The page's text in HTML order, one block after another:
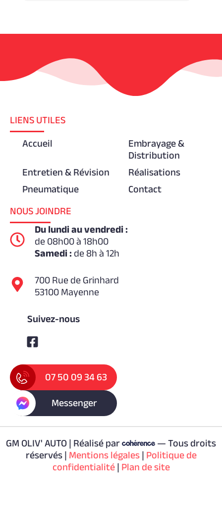
LIENS UTILES
Accueil
Embrayage &
Distribution
Entretien & Révision
Réalisations
Pneumatique
Contact
NOUS JOINDRE
Du lundi au vendredi :
de 08h00 à 18h00
Samedi : de 8h à 12h
700 Rue de Grinhard
53100 Mayenne
Suivez-nous
07 50 09 34 63
Messenger
GM OLIV' AUTO | Réalisé par
— Tous droits
réservés | Mentions légales| Politique de
confidentialité| Plan de site